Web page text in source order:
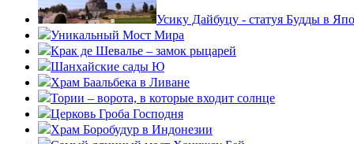
Усику Дайбуцу - статуя Будды в
Уникальный Мост Мира
Крак де Шевалье – замок рыцарей
Шанхайские сады Ю
Храм Баальбека в Ливане
Тории – ворота, в которые входит солнце
Церковь Гроба Господня
Храм Боробудур в Индонезии